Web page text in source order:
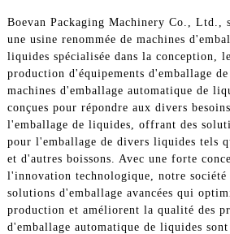
Boevan Packaging Machinery Co., Ltd.,
une usine renommée de machines
liquides spécialisée dans la conception,
production d'équipements d'emballage
machines d'emballage automatique de
conçues pour répondre aux divers
l'emballage de liquides, offrant des
pour l'emballage de divers liquides tels
et d'autres boissons. Avec une forte
l'innovation technologique, notre société
solutions d'emballage avancées qui
production et améliorent la qualité des
d'emballage automatique de liquides sont